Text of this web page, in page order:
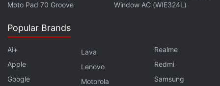
Moto Pad 70 Groove
Window AC (WIE324L)
Popular Brands
Ai+
Apple
Google
Lava
Lenovo
Motorola
Realme
Redmi
Samsung